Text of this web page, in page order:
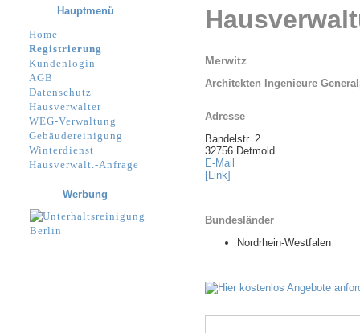
Merwitz
Architekten Ingenieure
Adresse
Bandelstr. 2
32756 Detmold
E-Mail
[Link]
Bundesländer
Nordrhein-Westfalen
Hauptmenü
Home
Registrierung
Kundenlogin
AGB
Datenschutz
Hausverwalter
WEG-Verwaltung
Gebäudereinigung
Winterdienst
Hausverwalt.-Anfrage
Werbung